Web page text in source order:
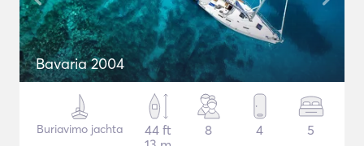
Bavaria 2004
Buriavimo jachta
44 ft
8 4 5